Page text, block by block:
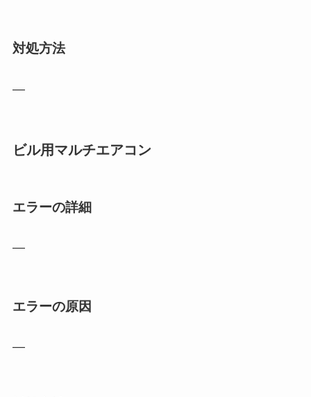
対処方法
―
ビル用マルチエアコン
エラーの詳細
―
エラーの原因
―